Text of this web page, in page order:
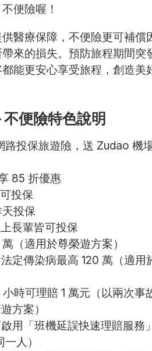
便險喔！
醫療保障，不便險更可補償
來的損失。預防旅程期間突
能更安心享受旅程，創造美
便險特色說明
投保旅遊險，送 Zudao 機
85 折優惠
投保
投保
長輩皆可投保
（適用於尊榮遊方案）
定傳染病最高 120 萬（適用
時可理賠 1 萬元（以兩次事
方案）
用「班機延誤快速理賠服務
人）